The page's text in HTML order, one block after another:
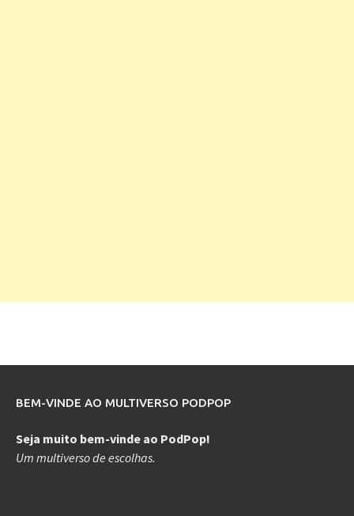
BEM-VINDE AO MULTIVERSO PODPOP
Seja muito bem-vinde ao PodPop!
Um multiverso de escolhas.